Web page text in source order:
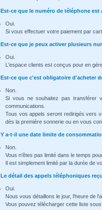
Est-ce que le numéro de téléphone
Oui.
Si vous effectuer votre paiement par
Est-ce que je peux activer plusieurs
Oui.
L'espace clients est conçus pour en
Est-ce que c'est obligatoire d'acheter
Non.
Si vous ne souhaitez pas transférer
communications.
Tous vos appels seront redirigés vers
dès la première sonnerie ou en vous
Y a-t-il une date limite de
Non.
Vous n'êtes pas limité dans le temps
Il est simplement limité par la durée de
Le détail des appels téléphoniques
Oui.
Nous vous détaillons le jour, l'heure de
Vous pouvez télécharger cette liste sous